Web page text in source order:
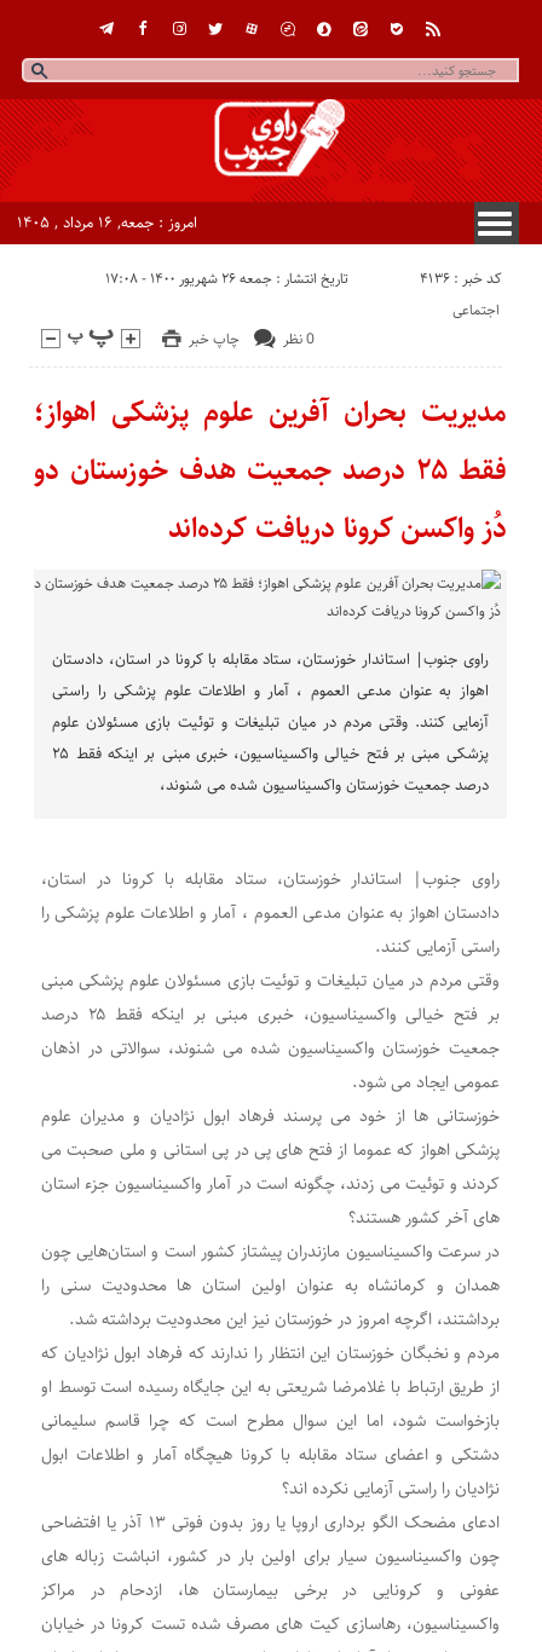
امروز : جمعه, ۱۶ مرداد , ۱۴۰۵
کد خبر : 4136 تاریخ انتشار : جمعه ۲۶ شهریور ۱۴۰۰ - ۱۷:۰۸
چاپ خبر 0 نظر
اجتماعی
مدیریت بحران آفرین علوم پزشکی اهواز؛
فقط ۲۵ درصد جمعیت هدف خوزستان دو
دُز واکسن کرونا دریافت کرده‌اند
راوی جنوب| استاندار خوزستان، ستاد مقابله با کرونا در استان، دادستان
اهواز به عنوان مدعی العموم ، آمار و اطلاعات علوم پزشکی را راستی
آزمایی کنند. وقتی مردم در میان تبلیغات و توئیت بازی مسئولان علوم
پزشکی مبنی بر فتح خیالی واکسیناسیون، خبری مبنی بر اینکه فقط ۲۵
درصد جمعیت خوزستان واکسیناسیون شده می شنوند،
راوی جنوب| استاندار خوزستان، ستاد مقابله با کرونا در استان،
دادستان اهواز به عنوان مدعی العموم ، آمار و اطلاعات علوم پزشکی را
راستی آزمایی کنند.
وقتی مردم در میان تبلیغات و توئیت بازی مسئولان علوم پزشکی مبنی
بر فتح خیالی واکسیناسیون، خبری مبنی بر اینکه فقط ۲۵ درصد
جمعیت خوزستان واکسیناسیون شده می شنوند، سوالاتی در اذهان
عمومی ایجاد می شود.
خوزستانی ها از خود می پرسند فرهاد ابول نژادیان و مدیران علوم
پزشکی اهواز که عموما از فتح های پی در پی استانی و ملی صحبت می
کردند و توئیت می زدند، چگونه است در آمار واکسیناسیون جزء استان
های آخر کشور هستند؟
در سرعت واکسیناسیون مازندران پیشتاز کشور است و استان‌هایی چون
همدان و کرمانشاه به عنوان اولین استان ها محدودیت سنی را
برداشتند، اگرچه امروز در خوزستان نیز این محدودیت برداشته شد.
مردم و نخبگان خوزستان این انتظار را ندارند که فرهاد ابول نژادیان که
از طریق ارتباط با غلامرضا شریعتی به این جایگاه رسیده است توسط او
بازخواست شود، اما این سوال مطرح است که چرا قاسم سلیمانی
دشتکی و اعضای ستاد مقابله با کرونا هیچگاه آمار و اطلاعات ابول
نژادیان را راستی آزمایی نکرده اند؟
ادعای مضحک الگو برداری اروپا یا روز بدون فوتی ۱۳ آذر یا افتضاحی
چون واکسیناسیون سیار برای اولین بار در کشور، انباشت زباله های
عفونی و کرونایی در برخی بیمارستان ها، ازدحام در مراکز
واکسیناسیون، رهاسازی کیت های مصرف شده تست کرونا در خیابان